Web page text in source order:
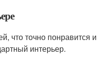
что точно понравится и
интерьер.